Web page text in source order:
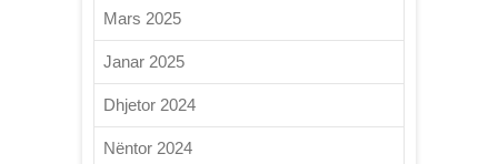
Mars 2025
Janar 2025
Dhjetor 2024
Nëntor 2024